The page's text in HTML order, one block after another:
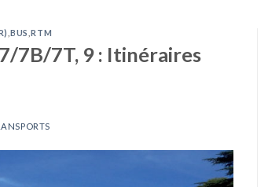
,BUS ,RTM
7B/7T, 9 : Itinéraires